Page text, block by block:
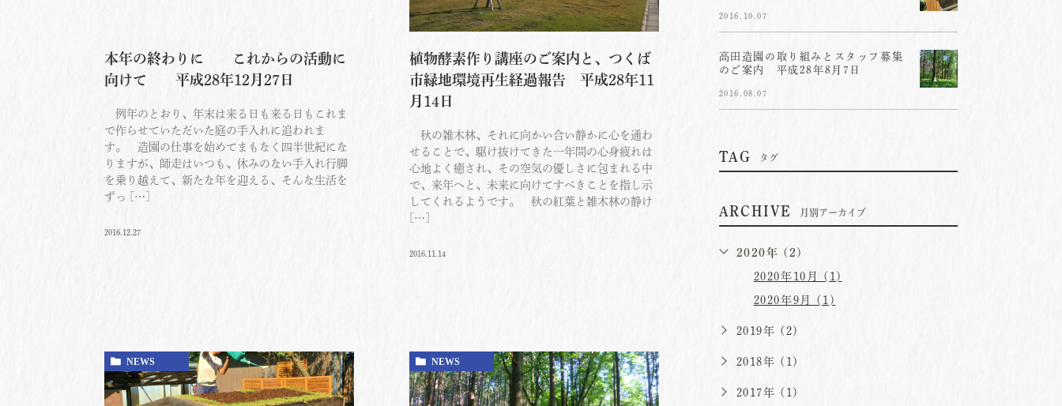
本年の終わりに これからの活動に
向けて 平成28年12月27日
例年のとおり、年末は来る日も来る日もこれま
で作らせていただいた庭の手入れに追われま
す。 造園の仕事を始めてまもなく四半世紀にな
りますが、師走はいつも、休みのない手入れ行脚
を乗り越えて、新たな年を迎える、そんな生活を
ずっ […]
2016.12.27
植物酵素作り講座のご案内と、つくば
市緑地環境再生経過報告 平成28年11
月14日
秋の雑木林、それに向かい合い静かに心を通わ
せることで、駆け抜けてきた一年間の心身疲れは
心地よく癒され、その空気の優しさに包まれる中
で、来年へと、未来に向けてすべきことを指し示
してくれるようです。 秋の紅葉と雑木林の静け
[…]
2016.11.14
NEWS NEWS
2016.10.07
高田造園の取り組みとスタッフ募集
のご案内 平成28年8月7日
2016.08.07
TAG タグ
ARCHIVE 月別アーカイブ
2020年 (2)
2020年10月 (1)
2020年9月 (1)
2019年 (2)
2018年 (1)
2017年 (1)